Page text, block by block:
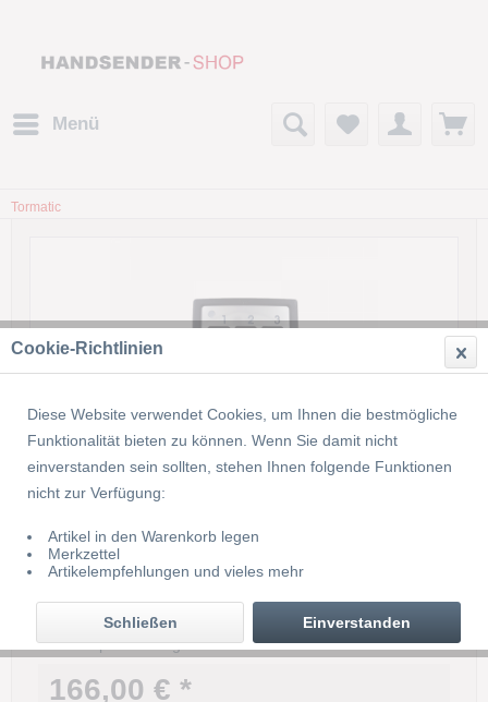
Menü
Tormatic
Tormatic DigiCode Premium
Außentaster mit...
Hochwertige Metalltastatur
Aufputzmontage
166,00 € *
Cookie-Richtlinien
Diese Website verwendet Cookies, um Ihnen die bestmögliche
Funktionalität bieten zu können. Wenn Sie damit nicht
einverstanden sein sollten, stehen Ihnen folgende Funktionen
nicht zur Verfügung:
Artikel in den Warenkorb legen
Merkzettel
Artikelempfehlungen und vieles mehr
Einverstanden
Schließen